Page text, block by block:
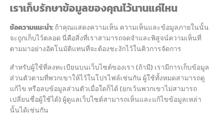
เราเก็บรักษาข้อมูลของคุณไว้นานแค่ไหน
ข้อความแนะนำ:ถ้าคุณแสดงความเห็น ความเห็นและข้อมูลภายในนั้น
จะถูกเก็บไว้ตลอด นี่คือสิ่งที่เราสามารถจดจำและพิสูจน์ความเห็นที่
ตามมาอย่างอัตโนมัติแทนที่จะต้องชะงักไว้ในคิวการจัดการ
สำหรับผู้ใช้ที่ลงทะเบียนบนเว็บไซต์ของเรา (ถ้ามี) เรามีการเก็บข้อมูล
ส่วนตัวตามที่พวกเขาให้ไว้ในโปรไฟล์เช่นกัน ผู้ใช้ทั้งหมดสามารถดู
แก้ไข หรือลบข้อมูลส่วนตัวเมื่อใดก็ได้ (ยกเว้นพวกเขาไม่สามารถ
เปลี่ยนชื่อผู้ใช้ได้) ผู้ดูแลเว็บไซต์สามารถเห็นและแก้ไขข้อมูลเหล่า
นั้นได้เช่นกัน